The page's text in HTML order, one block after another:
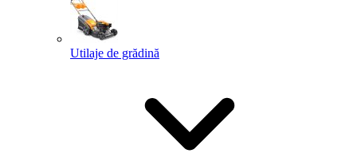
Utilaje de grădină